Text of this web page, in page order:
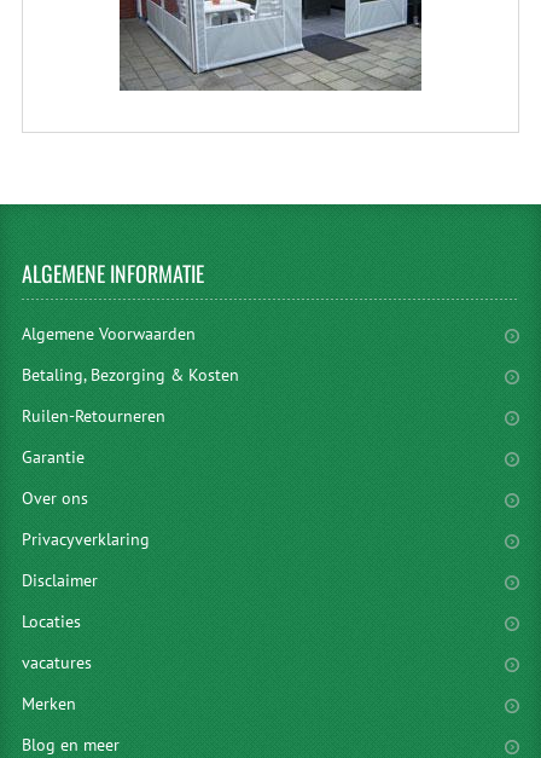
ALGEMENEINFORMATIE
Algemene Voorwaarden
Betaling, Bezorging & Kosten
Ruilen-Retourneren
Garantie
Over ons
Privacyverklaring
Disclaimer
Locaties
vacatures
Merken
Blog en meer